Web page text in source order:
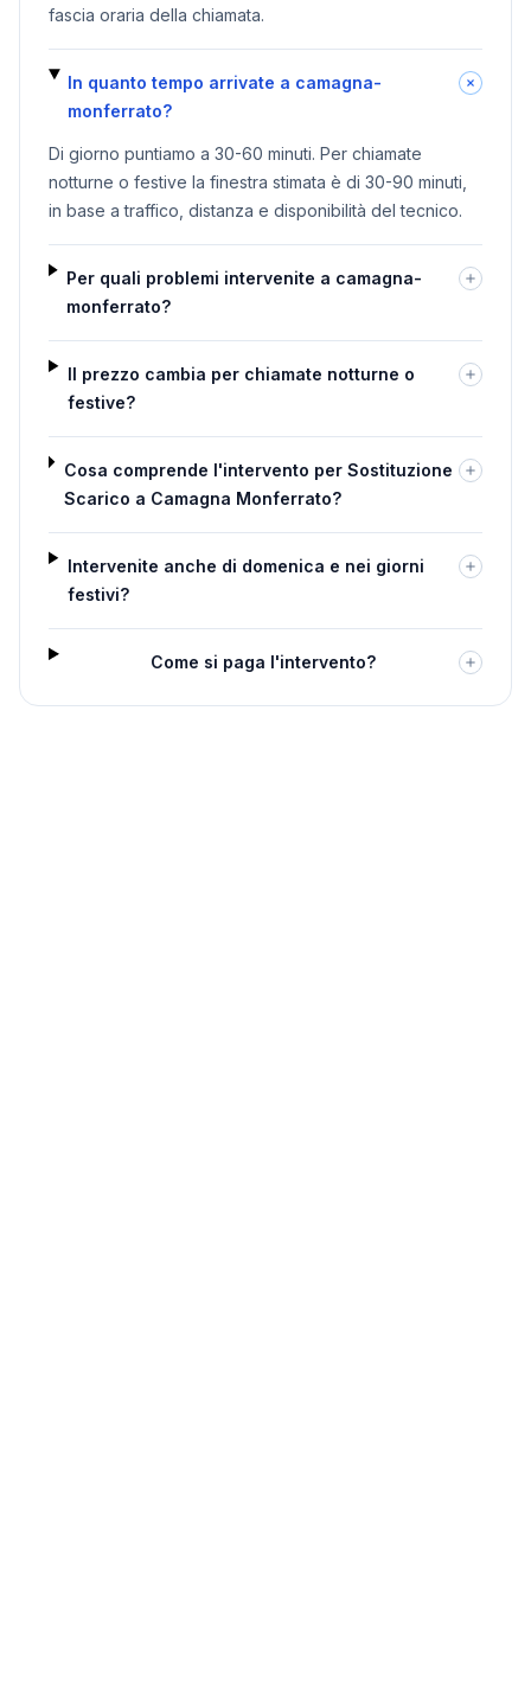
fascia oraria della chiamata.
In quanto tempo arrivate a camagna-
monferrato?
Di giorno puntiamo a 30-60 minuti. Per chiamate
notturne o festive la finestra stimata è di 30-90 minuti,
in base a traffico, distanza e disponibilità del tecnico.
Per quali problemi intervenite a camagna-
monferrato?
Il prezzo cambia per chiamate notturne o
festive?
Cosa comprende l'intervento per Sostituzione
Scarico a Camagna Monferrato?
Intervenite anche di domenica e nei giorni
festivi?
Come si paga l'intervento?